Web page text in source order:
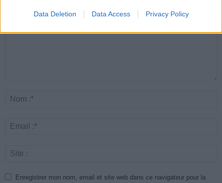
Data Deletion Data Access Privacy Policy
Enregistrer mon nom, email et site web dans ce navigateur pour la